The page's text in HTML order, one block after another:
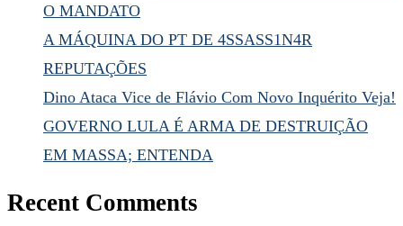
O MANDATO
A MÁQUINA DO PT DE 4SSASS1N4R
REPUTAÇÕES
Dino Ataca Vice de Flávio Com Novo Inquérito Veja!
GOVERNO LULA É ARMA DE DESTRUIÇÃO
EM MASSA; ENTENDA
Recent Comments